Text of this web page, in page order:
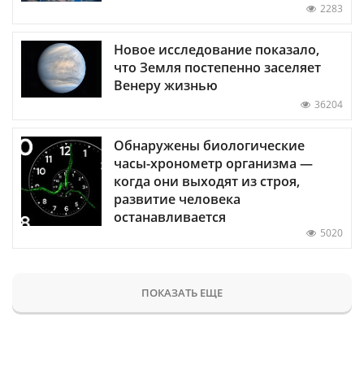
2283
Новое исследование показало,
что Земля постепенно заселяет
Венеру жизнью
36204
Обнаружены биологические
часы-хронометр организма —
когда они выходят из строя,
развитие человека
останавливается
5020
ПОКАЗАТЬ ЕЩЕ